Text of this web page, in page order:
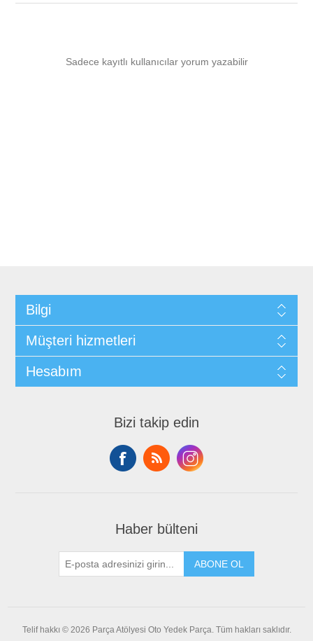
Sadece kayıtlı kullanıcılar yorum yazabilir
Bilgi
Müşteri hizmetleri
Hesabım
Bizi takip edin
Haber bülteni
ABONE OL
Telif hakkı © 2026 Parça Atölyesi Oto Yedek Parça. Tüm hakları saklıdır.